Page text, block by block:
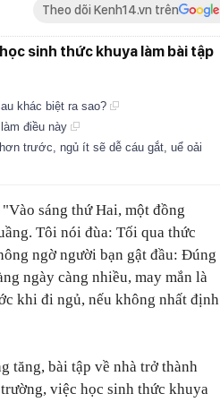
Theo dõi Kenh14.vn trên
sinh thức khuya làm bài tập
khác biệt ra sao?
điều này
trước, ngủ ít sẽ dễ cáu gắt, uể oải
sáng thứ Hai, một đồng
Tôi nói đùa: Tối qua thức
ngờ người bạn gật đầu: Đúng
ngày càng nhiều, may mắn là
khi đi ngủ, nếu không nhất định
tăng, bài tập về nhà trở thành
việc học sinh thức khuya